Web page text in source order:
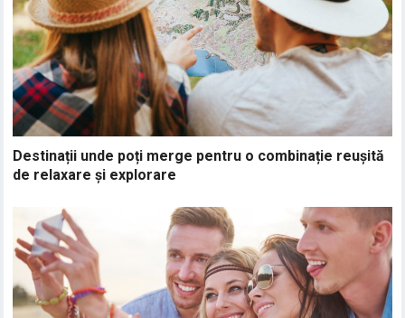
Destinații unde poți merge pentru o combinație reușită
de relaxare și explorare